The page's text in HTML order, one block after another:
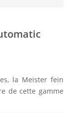
la Meister fein
de cette gamme